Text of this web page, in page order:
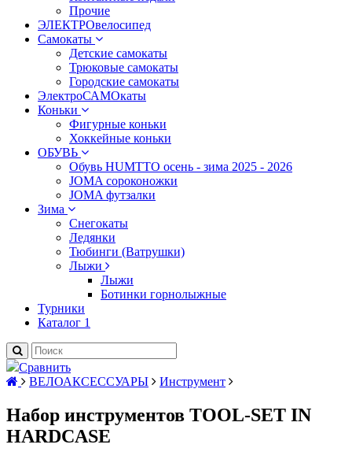
Прочие
ЭЛЕКТРОвелосипед
Самокаты
Детские самокаты
Трюковые самокаты
Городские самокаты
ЭлектроСАМОкаты
Коньки
Фигурные коньки
Хоккейные коньки
ОБУВЬ
Обувь HUMTTO осень - зима 2025 - 2026
JOMA сороконожки
JOMA футзалки
Зима
Снегокаты
Ледянки
Тюбинги (Ватрушки)
Лыжи
Лыжи
Ботинки горнолыжные
Турники
Каталог 1
Сравнить
ВЕЛОАКСЕССУАРЫ
Инструмент
Набор инструментов TOOL-SET IN
HARDCASE